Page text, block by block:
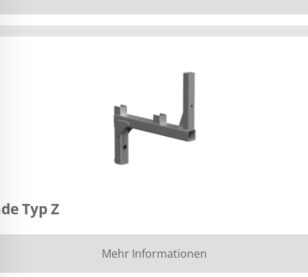
Typ Z
Mehr Informationen